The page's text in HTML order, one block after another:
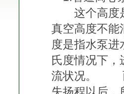
这个高度是
真空高度不能
度是指水泵
氏度情况下
流状况。 而